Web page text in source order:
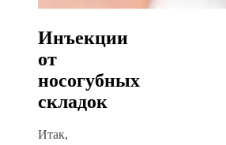
Инъекции
от
носогубных
складок
Итак,